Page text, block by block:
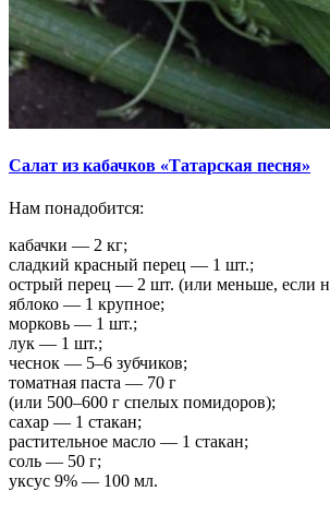
Салат из кабачков «Татарская песня»
Нам понадобится:
кабачки — 2 кг;
сладкий красный перец — 1 шт.;
острый перец — 2 шт. (или меньше, если
яблоко — 1 крупное;
морковь — 1 шт.;
лук — 1 шт.;
чеснок — 5–6 зубчиков;
томатная паста — 70 г
(или 500–600 г спелых помидоров);
сахар — 1 стакан;
растительное масло — 1 стакан;
соль — 50 г;
уксус 9% — 100 мл.